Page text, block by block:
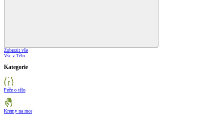
Zobrazit vše
Vše z Tělo
Kategorie
Péče o tělo
Krémy na ruce